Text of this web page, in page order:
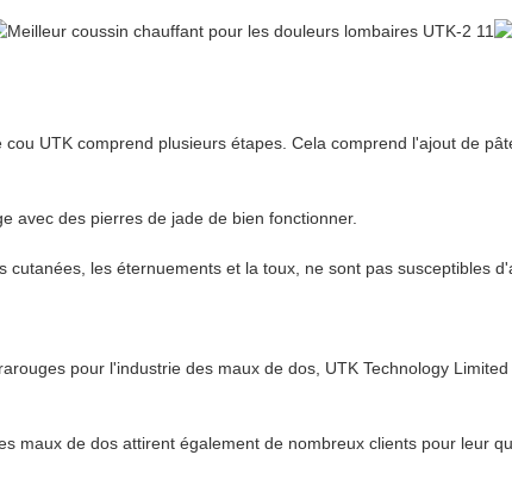
UTK comprend plusieurs étapes. Cela comprend l'ajout de
avec des pierres de jade de bien fonctionner.
les éternuements et la toux, ne sont pas susceptibles
pour l'industrie des maux de dos, UTK Technology
maux de dos attirent également de nombreux clients pour leur